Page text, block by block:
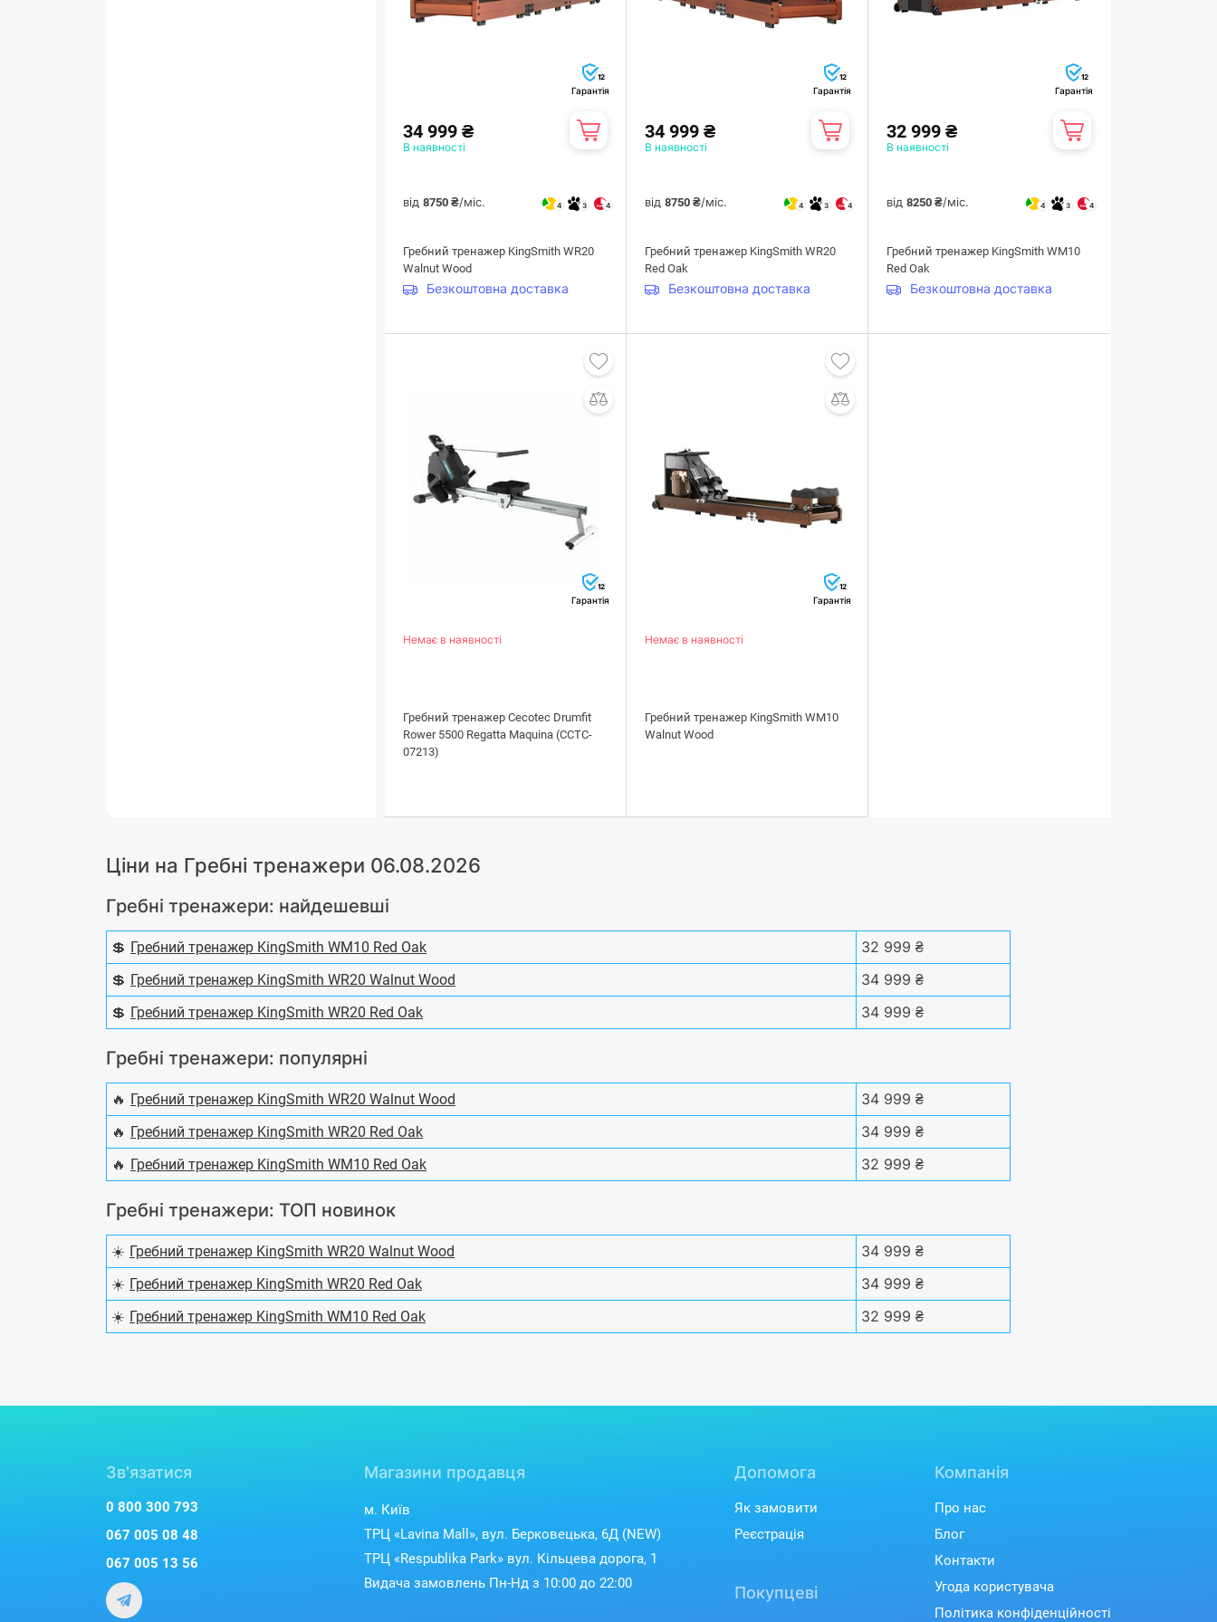
12
Гарантія
34 999 ₴
В наявності
від 8750 ₴/міс. 4 3 4
Гребний тренажер KingSmith WR20
Walnut Wood
Безкоштовна доставка
12
Гарантія
34 999 ₴
В наявності
від8750 ₴/міс. 4 3 4
Гребний тренажер KingSmith WR20
Red Oak
Безкоштовна доставка
12
Гарантія
32 999 ₴
В наявності
від8250 ₴/міс. 4 3 4
Гребний тренажер KingSmith WM10
Red Oak
Безкоштовна доставка
12
Гарантія
Немає в наявності
Гребний тренажер Cecotec Drumfit
Rower 5500 Regatta Maquina (CCTC-
07213)
12
Гарантія
Немає в наявності
Гребний тренажер KingSmith WM10
Walnut Wood
Ціни на Гребні тренажери 06.08.2026
Гребні тренажери: найдешевші
💲 Гребний тренажер KingSmith WM10 Red Oak
32 999 ₴
💲 Гребний тренажер KingSmith WR20 Walnut Wood
34 999 ₴
💲 Гребний тренажер KingSmith WR20 Red Oak 34 999 ₴
Гребні тренажери: популярні
🔥 Гребний тренажер KingSmith WR20 Walnut Wood
34 999 ₴
🔥 Гребний тренажер KingSmith WR20 Red Oak
34 999 ₴
🔥 Гребний тренажер KingSmith WM10 Red Oak 32 999 ₴
Гребні тренажери: ТОП новинок
☀️ Гребний тренажер KingSmith WR20 Walnut Wood
34 999 ₴
☀️ Гребний тренажер KingSmith WR20 Red Oak
34 999 ₴
☀️ Гребний тренажер KingSmith WM10 Red Oak 32 999 ₴
Зв'язатися
0 800 300 793
067 005 08 48
067 005 13 56
Магазини продавця
м. Київ
ТРЦ «Lavina Mall», вул. Берковецька, 6Д (NEW)
ТРЦ «Respublika Park» вул. Кільцева дорога, 1
Видача замовлень Пн-Нд з 10:00 до 22:00
Допомога
Як замовити
Реєстрація
Покупцеві
Компанія
Про нас
Блог
Контакти
Угода користувача
Політика конфіденційності